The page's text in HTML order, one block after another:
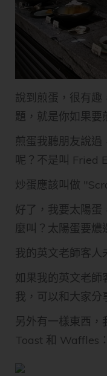
說到煎蛋，很有趣
題，就是你如果要
煎蛋我聽朋友說
呢？不是叫 Fried
炒蛋應該叫做
好了，我要太陽蛋
麼叫？太陽蛋要燶
我的英文老師客人
如果我的英文老師
我，可以和大家分
另外有一樣東西，
Toast 和 Waffles：